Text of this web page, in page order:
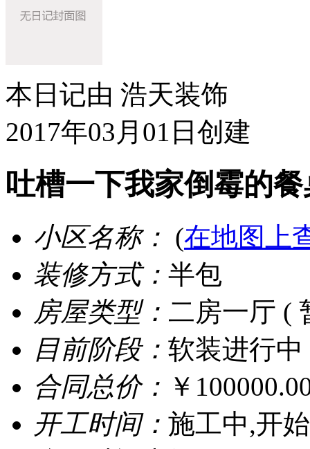
本日记由 浩天装饰
2017年03月01日创建
吐槽一下我家倒霉的餐
小区名称： (在地图上
装修方式： 半包
房屋类型： 二房一厅 (
目前阶段： 软装进行中
合同总价： ￥
开工时间： 施工中,开